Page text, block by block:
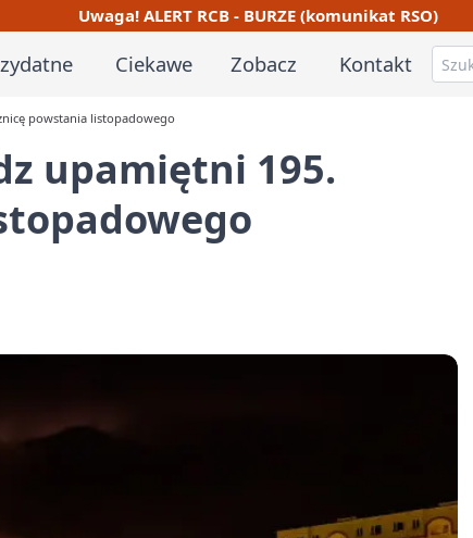
Uwaga! ALERT RCB - BURZE (komunikat RSO)
Ciekawe Zobacz Kontakt
powstania listopadowego
upamiętni 195.